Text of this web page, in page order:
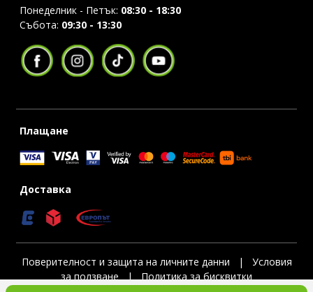
Понеделник - Петък: 08:30 - 18:30
Събота: 09:30 - 13:30
Плащане
Доставка
Поверителност и защита на личните данни |
Условия
за ползване
| Политика за бисквитки